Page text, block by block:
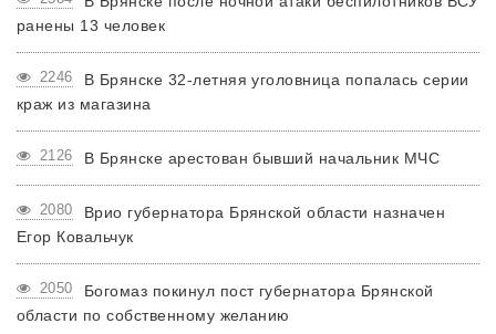
ранены 13 человек
2246
В Брянске 32-летняя уголовница попалась серии
краж из магазина
2126 В Брянске арестован бывший начальник МЧС
2080
Врио губернатора Брянской области назначен
Егор Ковальчук
2050
Богомаз покинул пост губернатора Брянской
области по собственному желанию